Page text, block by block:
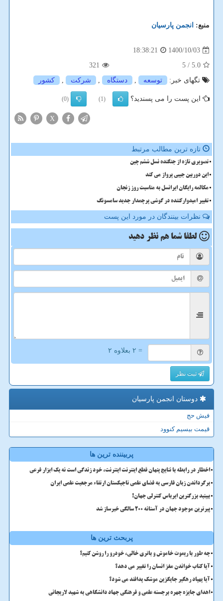
منبع: انجمن پارسیان
1400/10/03
18:38:21
5.0
/ 5
321
تگهای خبر:
توسعه , دستگاه , شركت , كشور
این پست را می پسندید؟ (1)
(0)
X
تازه ترین مطالب مرتبط
تصویری تازه از جنگنده نسل ششم چین
این دوربین جیبی پرواز می کند
مکالمه رایگان ایرانسل به مناسبت روز زنجان
تغییر امیدوارکننده در گوشی پرچمدار جدید سامسونگ
نظرات بینندگان در مورد این پست
لطفا شما هم نظر دهید
= ۲ بعلاوه ۲
ثبت نظر
دوستان انجمن پارسیان
فیش حج
قیمت بیسیم کنوود
پربیننده ترین ها
اخطار در رابطه با نتایج پنهان قطع اینترنت اینترنت، خود زندگی است نه یک ابزار فرعی
برگرداندن زبان فارسی به فضای علمی تاجیکستان ارتقاء مرجعیت علمی ایران
ببینید بزرگترین ایرباس کنترلی جهان!
پیرترین موجود جهان در آستانه ۲۰۰ سالگی خبرساز شد
پربحث ترین ها
چه طور با ریموت خاموش و باتری خالی، خودرو را روشن کنیم؟
آیا کتاب خواندن مغز انسان را تغییر می دهد؟
آیا پهپاد رهگیر جایگزین موشک پدافند می شود؟
اهدای جایزه چهره برجسته علمی و فرهنگی جهاد دانشگاهی به شهید لاریجانی